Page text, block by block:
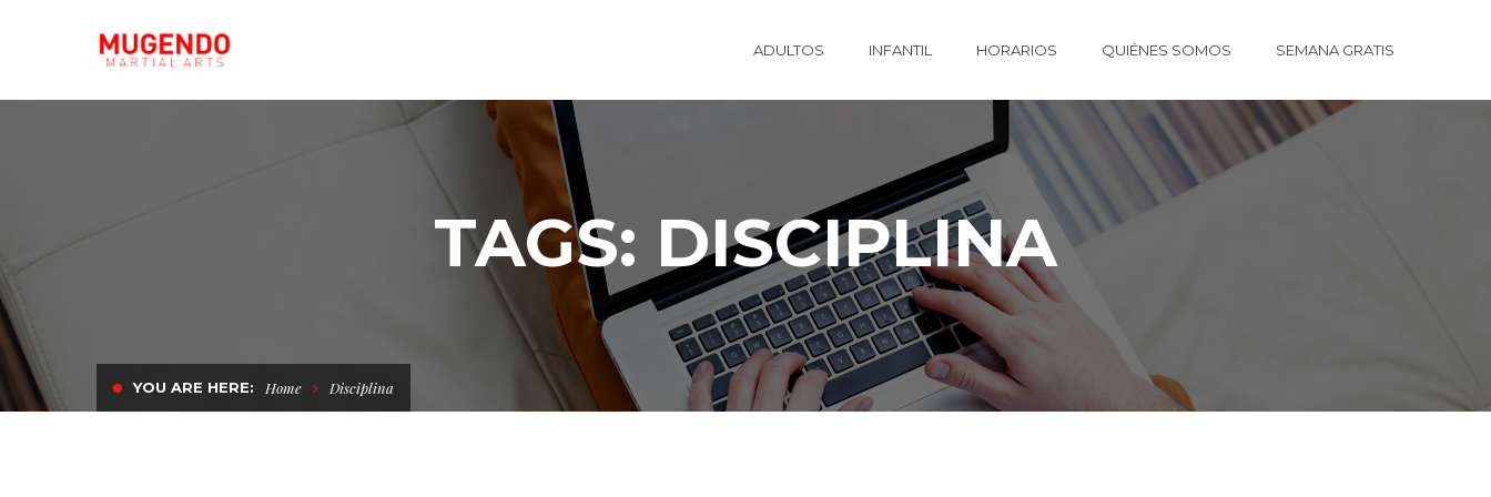
ADULTOS INFANTIL HORARIOS QUIÉNES SOMOS SEMANA GRATIS
TAGS: DISCIPLINA
YOU ARE HERE: Home Disciplina